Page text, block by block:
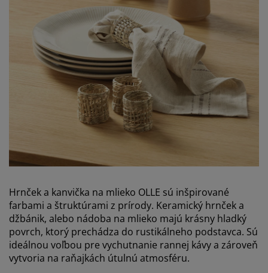
Hrnček a kanvička na mlieko OLLE sú inšpirované
farbami a štruktúrami z prírody. Keramický hrnček a
džbánik, alebo nádoba na mlieko majú krásny hladký
povrch, ktorý prechádza do rustikálneho podstavca. Sú
ideálnou voľbou pre vychutnanie rannej kávy a zároveň
vytvoria na raňajkách útulnú atmosféru.